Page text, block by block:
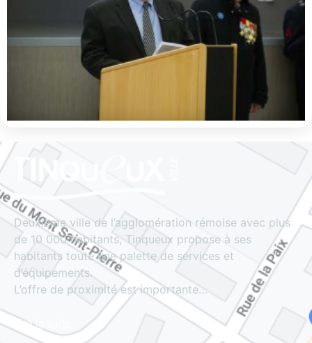
Deuxième ville de l’agglomération rémoise avec plus
de 10 000 habitants, Tinqueux propose à ses
habitants toute une palette de services et
d’équipements.
L’offre de proximité est importante…
Lire la suite